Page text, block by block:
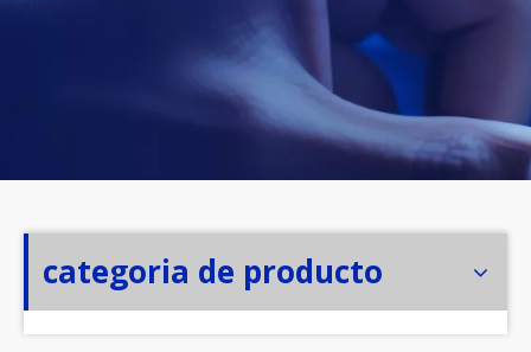
categoria de producto